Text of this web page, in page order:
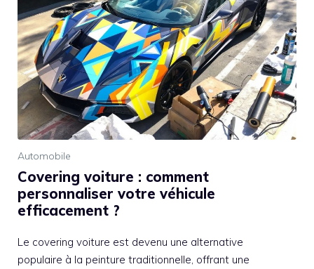
Automobile
Covering voiture : comment
personnaliser votre véhicule
efficacement ?
Le covering voiture est devenu une alternative
populaire à la peinture traditionnelle, offrant une